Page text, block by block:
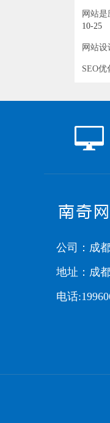
网站是
10-25
网站
SEO优
公司：成
地址：成
电话